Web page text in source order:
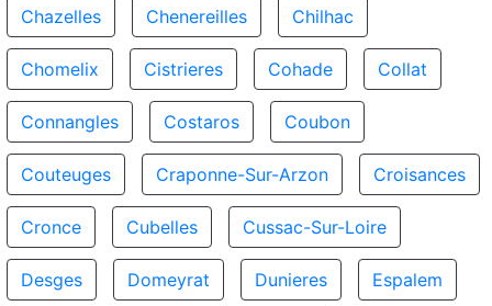
Chazelles Chenereilles Chilhac
Chomelix Cistrieres Cohade Collat
Connangles Costaros Coubon
Couteuges Craponne-Sur-Arzon Croisances
Cronce Cubelles Cussac-Sur-Loire
Desges Domeyrat Dunieres Espalem